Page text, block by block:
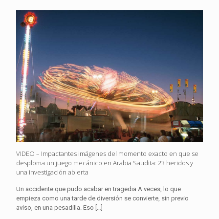
VIDEO – Impactantes imágenes del momento exacto en que se
desploma un juego mecánico en Arabia Saudita: 23 heridos y
una investigación abierta
Un accidente que pudo acabar en tragedia A veces, lo que
empieza como una tarde de diversión se convierte, sin previo
aviso, en una pesadilla. Eso […]